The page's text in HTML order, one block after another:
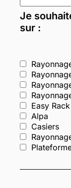
Je
sur :
Easy
Alpa
Casiers